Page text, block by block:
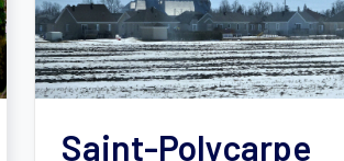
Saint-Polycarpe